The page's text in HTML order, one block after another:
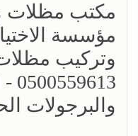
مكتب مظلات
مؤسسة
وتركيب
والبرجولات